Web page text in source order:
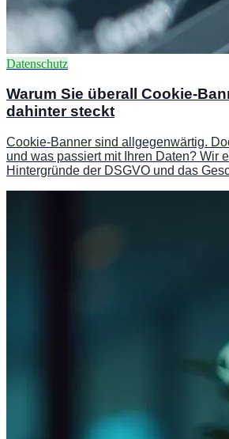
Datenschutz
Warum Sie überall Cookie-
dahinter steckt
Cookie-Banner sind allgegenwärtig.
und was passiert mit Ihren Daten? Wir
Hintergründe der DSGVO und das